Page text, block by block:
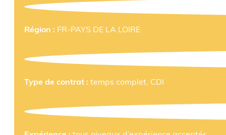
Région : FR-PAYS DE LA LOIRE
Type de contrat : temps complet, CDI